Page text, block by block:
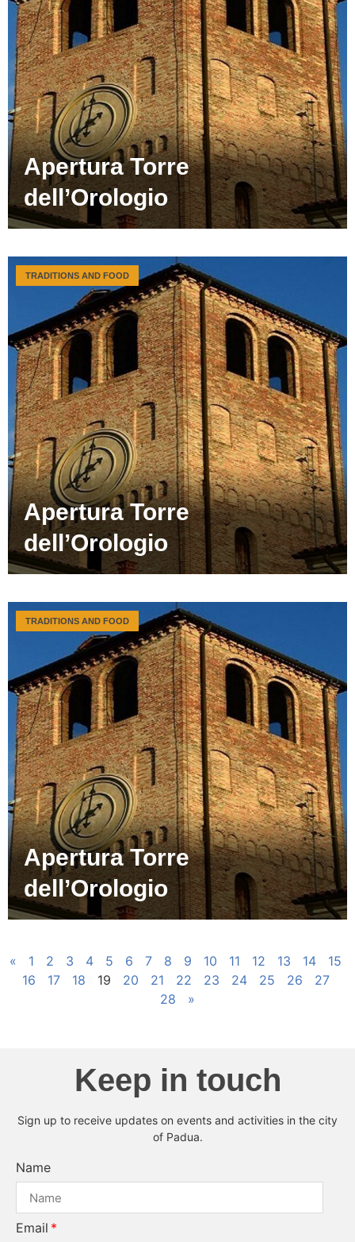
Apertura Torre
dell’Orologio
Apertura Torre
dell’Orologio
TRADITIONS AND FOOD
Apertura Torre
dell’Orologio
TRADITIONS AND FOOD
« 1 2 3 4 5 6 7 8 9 10 11 12 13 14
15
16
17 18 19 20 21 22 23 24 25 26
27
28
»
Keep in touch
Sign up to receive updates on events and activities in the city
of Padua.
Name
Email